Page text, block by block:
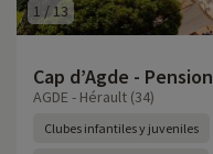
1 /13
Cap d’Agde - Pension
AGDE - Hérault (34)
Clubes infantiles y juveniles